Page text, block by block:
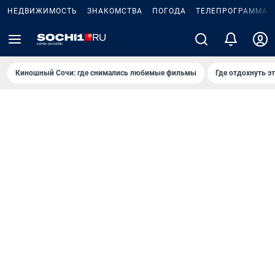
НЕДВИЖИМОСТЬ ЗНАКОМСТВА ПОГОДА ТЕЛЕПРОГРАММА
Киношный Сочи: где снимались любимые фильмы Где отдохнуть